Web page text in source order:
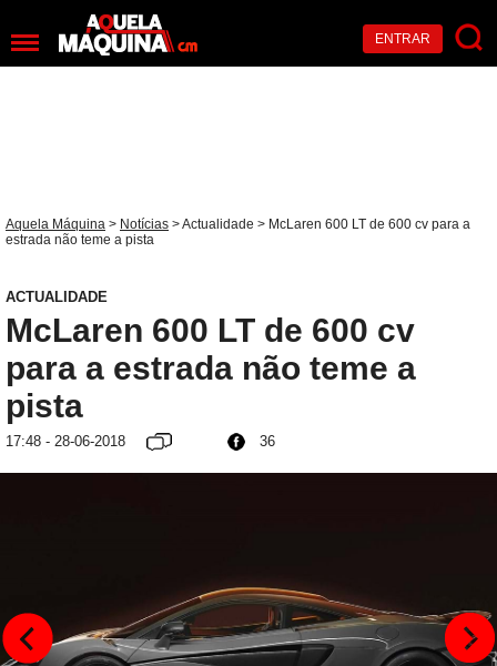
ENTRAR
Aquela Máquina > Notícias >Actualidade > McLaren 600 LT de 600 cv para a
estrada não teme a pista
ACTUALIDADE
McLaren 600 LT de 600 cv
para a estrada não teme a
pista
17:48 - 28-06-2018 36